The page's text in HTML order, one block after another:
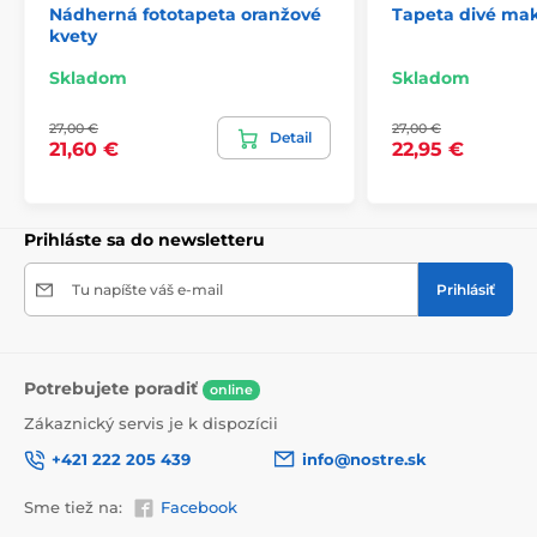
veľkosti, čo môže viesť k jeho miernemu orezaniu. Po
kliknutí na konkrétny rozmer na stránke si môžete
Rozmery (v cm): 147x270(3 pásy),
245x270(5 pásov), 294x270(6 pásov)
Nádherná fototapeta oranžové
kvety
Skladom
27,00 €
21,60 €
Detail
Tapeta divé
Skladom
27,00 €
22,95 €
Prihláste sa do newsletteru
Tu napíšte váš e-mail Prihlásiť
Potrebujete poradiť online
Zákaznický servis je k dispozícii
+421 222 205 439
info@nostre.sk
Sme tiež na: Facebook